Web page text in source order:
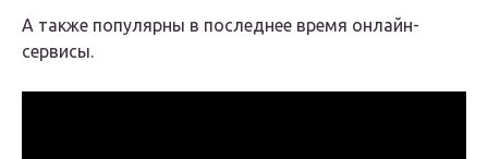
А также популярны в последнее время онлайн-
сервисы.